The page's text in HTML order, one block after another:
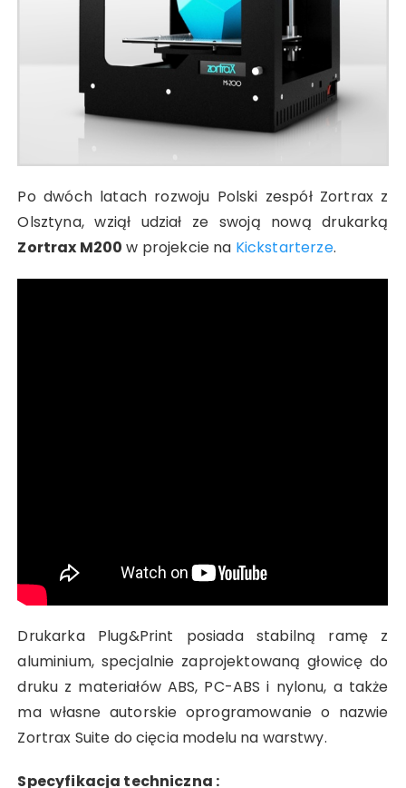
Po dwóch latach rozwoju Polski zespół Zortrax z
Olsztyna, wziął udział ze swoją nową drukarką
Zortrax M200 w projekcie na Kickstarterze.
Drukarka Plug&Print posiada stabilną ramę z
aluminium, specjalnie zaprojektowaną głowicę do
druku z materiałów ABS, PC-ABS i nylonu, a także
ma własne autorskie oprogramowanie o nazwie
Zortrax Suite do cięcia modelu na warstwy.
Specyfikacja techniczna :